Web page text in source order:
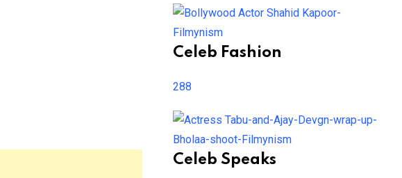
Celeb Fashion
288
Celeb Speaks